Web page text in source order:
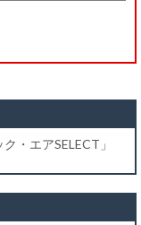
・エアSELECT」